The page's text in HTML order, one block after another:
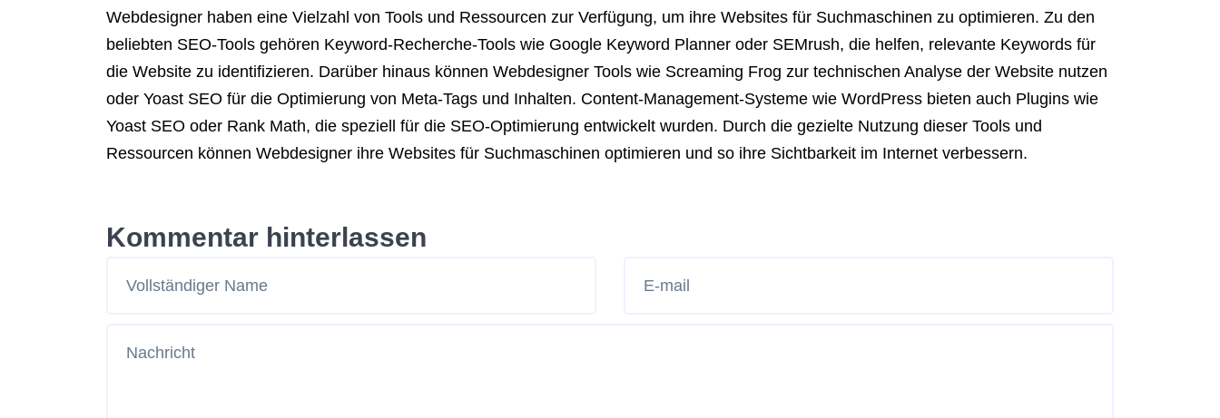
Webdesigner haben eine Vielzahl von Tools und Ressourcen zur Verfügung, um ihre Websites für Suchmaschinen zu optimieren. Zu den
beliebten SEO-Tools gehören Keyword-Recherche-Tools wie Google Keyword Planner oder SEMrush, die helfen, relevante Keywords für
die Website zu identifizieren. Darüber hinaus können Webdesigner Tools wie Screaming Frog zur technischen Analyse der Website nutzen
oder Yoast SEO für die Optimierung von Meta-Tags und Inhalten. Content-Management-Systeme wie WordPress bieten auch Plugins wie
Yoast SEO oder Rank Math, die speziell für die SEO-Optimierung entwickelt wurden. Durch die gezielte Nutzung dieser Tools und
Ressourcen können Webdesigner ihre Websites für Suchmaschinen optimieren und so ihre Sichtbarkeit im Internet verbessern.
Kommentar hinterlassen